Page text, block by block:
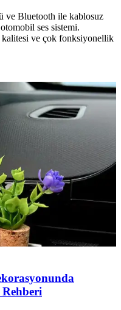
ve Bluetooth ile kablosuz
otomobil ses sistemi.
kalitesi ve çok fonksiyonellik
Rehberi